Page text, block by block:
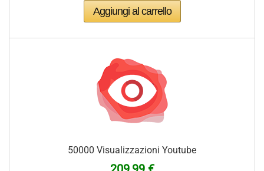
50000 Visualizzazioni Youtube